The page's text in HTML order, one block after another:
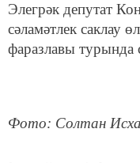
Элегрәк депутат
сәламәтлек саклау
фаразлавы турында
Фото: Солтан